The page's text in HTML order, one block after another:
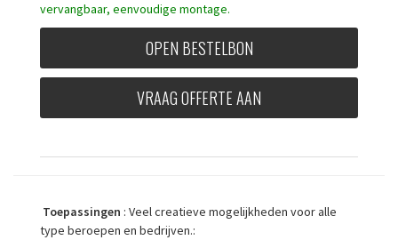
vervangbaar, eenvoudige montage.
OPEN BESTELBON
VRAAG OFFERTE AAN
Toepassingen : Veel creatieve mogelijkheden voor alle
type beroepen en bedrijven.: